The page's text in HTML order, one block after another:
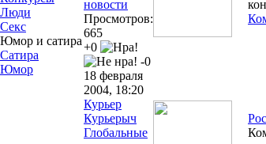
Люди
Секс
Юмор и сатира
Сатира
Юмор
новости
Просмотров:
665
+0
-0
18 февраля
2004, 18:20
Курьер
Курьерыч
Глобальные